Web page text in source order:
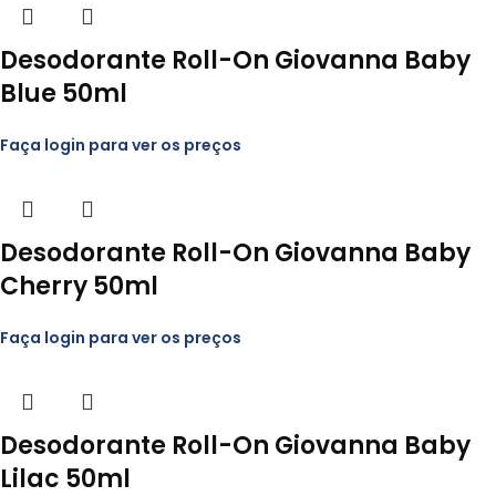
Desodorante Roll-On Giovanna Baby
Blue 50ml
Faça login para ver os preços
Desodorante Roll-On Giovanna Baby
Cherry 50ml
Faça login para ver os preços
Desodorante Roll-On Giovanna Baby
Lilac 50ml